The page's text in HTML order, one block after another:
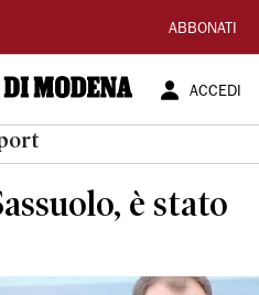
ABBONATI
ACCEDI
è stato